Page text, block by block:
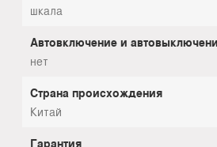
шкала
Автовключение и
нет
Страна происхождения
Китай
Гарантия